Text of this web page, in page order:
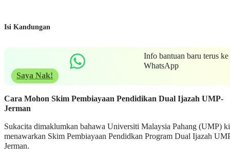
Isi Kandungan
Info bantuan baru terus ke
WhatsApp
Saya Nak!
Cara Mohon Skim Pembiayaan Pendidikan Dual Ijazah UMP-
Jerman
Sukacita dimaklumkan bahawa Universiti Malaysia Pahang (UMP)
menawarkan Skim Pembiayaan Pendidkan Program Dual Ijazah
Jerman.